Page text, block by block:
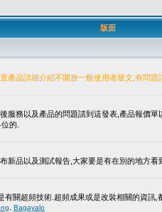
版面
產品詳細介紹不開放一般使用者發文,有問題
服務以及產品的問題請到這發表,產品報價
的.
新品以及測試報告,大家要是有在別的地方看
有關超頻技術.超頻成果或是改裝相關的資訊,
Bagayalo